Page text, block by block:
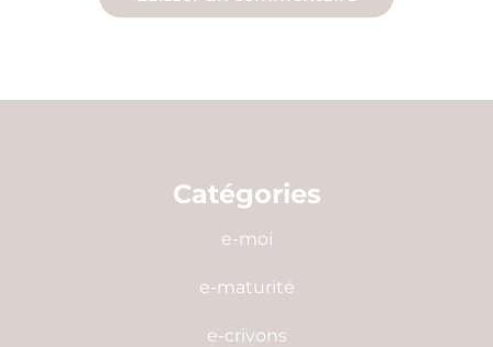
Catégories
e-moi
e-maturité
e-crivons